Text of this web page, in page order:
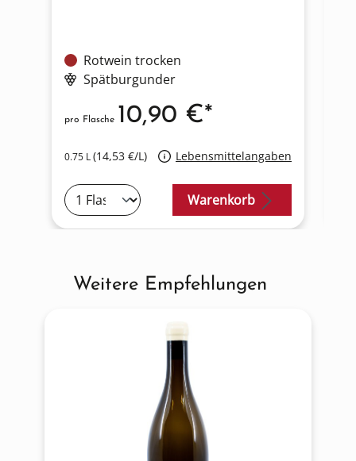
Rotwein trocken
Spätburgunder
0.75 L(14,53 €/L) Lebensmittelangaben
pro Flasche 10,90 €*
Warenkorb
Produktgalerie überspringen
Weitere Empfehlungen